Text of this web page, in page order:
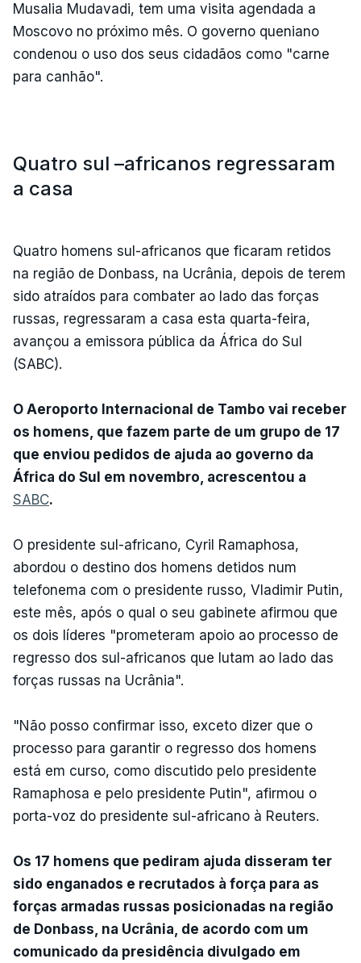
Musalia Mudavadi, tem uma visita agendada a
Moscovo no próximo mês. O governo queniano
condenou o uso dos seus cidadãos como "carne
para canhão".
Quatro sul –africanos regressaram
a casa
Quatro homens sul-africanos que ficaram retidos
na região de Donbass, na Ucrânia, depois de terem
sido atraídos para combater ao lado das forças
russas, regressaram a casa esta quarta-feira,
avançou a emissora pública da África do Sul
(SABC).
O Aeroporto Internacional de Tambo vai receber
os homens, que fazem parte de um grupo de 17
que enviou pedidos de ajuda ao governo da
África do Sul em novembro, acrescentou a
SABC.
O presidente sul-africano, Cyril Ramaphosa,
abordou o destino dos homens detidos num
telefonema com o presidente russo, Vladimir Putin,
este mês, após o qual o seu gabinete afirmou que
os dois líderes "prometeram apoio ao processo de
regresso dos sul-africanos que lutam ao lado das
forças russas na Ucrânia".
"Não posso confirmar isso, exceto dizer que o
processo para garantir o regresso dos homens
está em curso, como discutido pelo presidente
Ramaphosa e pelo presidente Putin", afirmou o
porta-voz do presidente sul-africano à Reuters.
Os 17 homens que pediram ajuda disseram ter
sido enganados e recrutados à força para as
forças armadas russas posicionadas na região
de Donbass, na Ucrânia, de acordo com um
comunicado da presidência divulgado em